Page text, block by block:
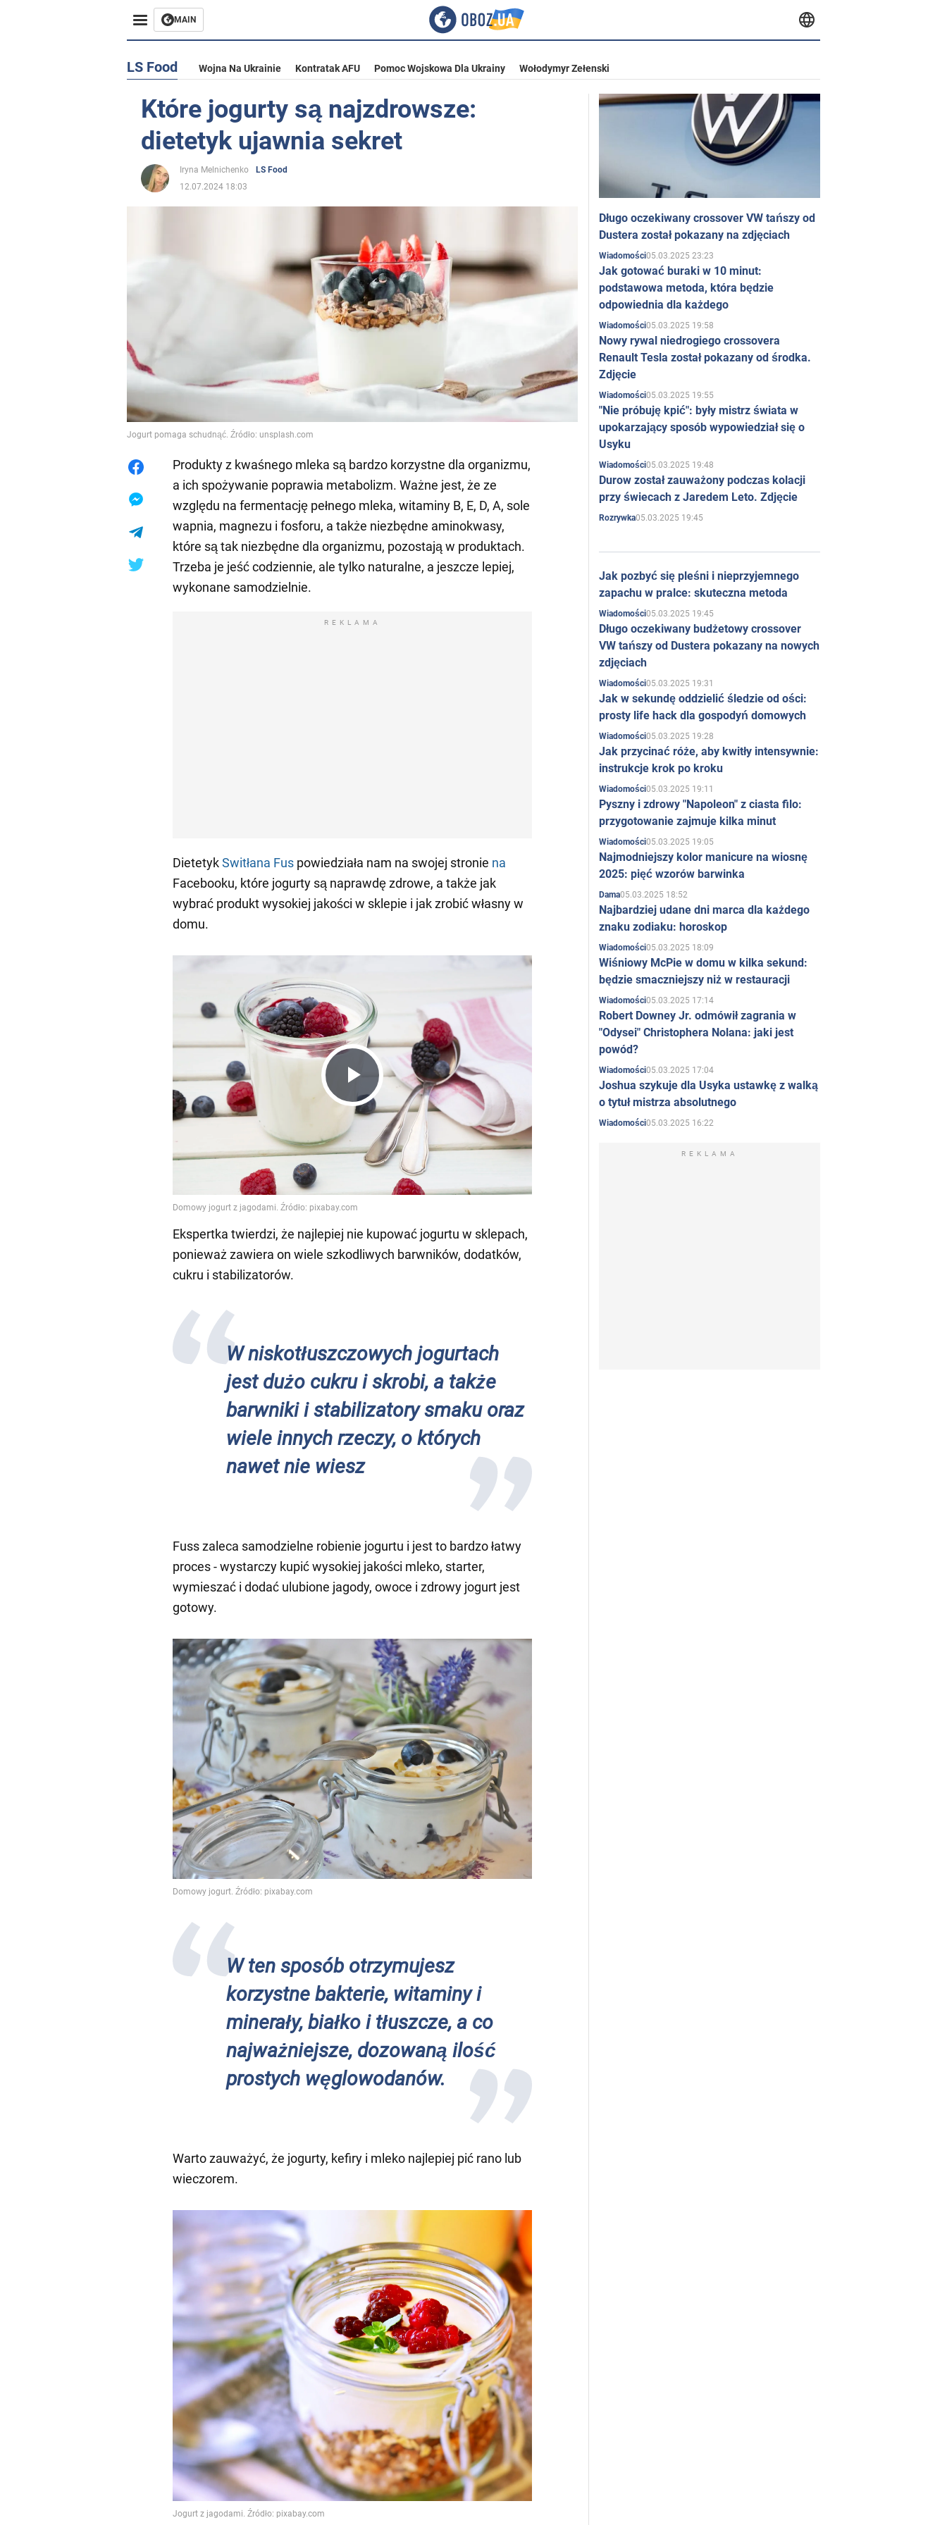
MAIN
LS Food Wojna Na Ukrainie Kontratak AFU Pomoc Wojskowa Dla Ukrainy Wołodymyr Zełenski
Które jogurty są najzdrowsze:
dietetyk ujawnia sekret
Iryna Melnichenko
LS Food
12.07.2024 18:03
Jogurt pomaga schudnąć. Źródło: unsplash.com
Produkty z kwaśnego mleka są bardzo korzystne dla organizmu,
a ich spożywanie poprawia metabolizm. Ważne jest, że ze
względu na fermentację pełnego mleka, witaminy B, E, D, A, sole
wapnia, magnezu i fosforu, a także niezbędne aminokwasy,
które są tak niezbędne dla organizmu, pozostają w produktach.
Trzeba je jeść codziennie, ale tylko naturalne, a jeszcze lepiej,
wykonane samodzielnie.
REKLAMA
DietetykSwitłana Fus powiedziała nam na swojej stronie na
Facebooku, które jogurty są naprawdę zdrowe, a także jak
wybrać produkt wysokiej jakości w sklepie i jak zrobić własny w
domu.
Play
Video
Ekspertka twierdzi, że najlepiej nie kupować jogurtu w sklepach,
ponieważ zawiera on wiele szkodliwych barwników, dodatków,
cukru i stabilizatorów.
W niskotłuszczowych jogurtach
jest dużo cukru i skrobi, a także
barwniki i stabilizatory smaku oraz
wiele innych rzeczy, o których
nawet nie wiesz
Fuss zaleca samodzielne robienie jogurtu i jest to bardzo łatwy
proces - wystarczy kupić wysokiej jakości mleko, starter,
wymieszać i dodać ulubione jagody, owoce i zdrowy jogurt jest
gotowy.
W ten sposób otrzymujesz
korzystne bakterie, witaminy i
minerały, białko i tłuszcze, a co
najważniejsze, dozowaną ilość
prostych węglowodanów.
Warto zauważyć, że jogurty, kefiry i mleko najlepiej pić rano lub
wieczorem.
Długo oczekiwany crossover VW tańszy od
Dustera został pokazany na zdjęciach
Wiadomości05.03.2025 23:23
Jak gotować buraki w 10 minut:
podstawowa metoda, która będzie
odpowiednia dla każdego
Wiadomości05.03.2025 19:58
Nowy rywal niedrogiego crossovera
Renault Tesla został pokazany od środka.
Zdjęcie
Wiadomości05.03.2025 19:55
"Nie próbuję kpić": były mistrz świata w
upokarzający sposób wypowiedział się o
Usyku
Wiadomości05.03.2025 19:48
Durow został zauważony podczas kolacji
przy świecach z Jaredem Leto. Zdjęcie
Rozrywka05.03.2025 19:45
Jak pozbyć się pleśni i nieprzyjemnego
zapachu w pralce: skuteczna metoda
Wiadomości05.03.2025 19:45
Długo oczekiwany budżetowy crossover
VW tańszy od Dustera pokazany na nowych
zdjęciach
Wiadomości05.03.2025 19:31
Jak w sekundę oddzielić śledzie od ości:
prosty life hack dla gospodyń domowych
Wiadomości05.03.2025 19:28
Jak przycinać róże, aby kwitły intensywnie:
instrukcje krok po kroku
Wiadomości05.03.2025 19:11
Pyszny i zdrowy "Napoleon" z ciasta filo:
przygotowanie zajmuje kilka minut
Wiadomości05.03.2025 19:05
Najmodniejszy kolor manicure na wiosnę
2025: pięć wzorów barwinka
Dama05.03.2025 18:52
Najbardziej udane dni marca dla każdego
znaku zodiaku: horoskop
Wiadomości05.03.2025 18:09
Wiśniowy McPie w domu w kilka sekund:
będzie smaczniejszy niż w restauracji
Wiadomości05.03.2025 17:14
Robert Downey Jr. odmówił zagrania w
"Odysei" Christophera Nolana: jaki jest
powód?
Wiadomości05.03.2025 17:04
Joshua szykuje dla Usyka ustawkę z walką
o tytuł mistrza absolutnego
Wiadomości05.03.2025 16:22
REKLAMA